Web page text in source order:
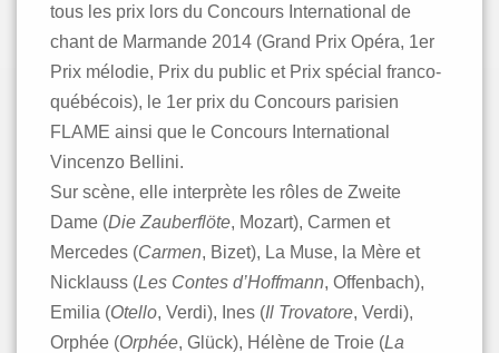
tous les prix lors du Concours International de
chant de Marmande 2014 (Grand Prix Opéra, 1er
Prix mélodie, Prix du public et Prix spécial franco-
québécois), le 1er prix du Concours parisien
FLAME ainsi que le Concours International
Vincenzo Bellini.
Sur scène, elle interprète les rôles de Zweite
Dame (Die Zauberflöte, Mozart), Carmen et
Mercedes (Carmen, Bizet), La Muse, la Mère et
Nicklauss (Les Contes d’Hoffmann, Offenbach),
Emilia (Otello, Verdi), Ines (Il Trovatore, Verdi),
Orphée (Orphée, Glück), Hélène de Troie (La